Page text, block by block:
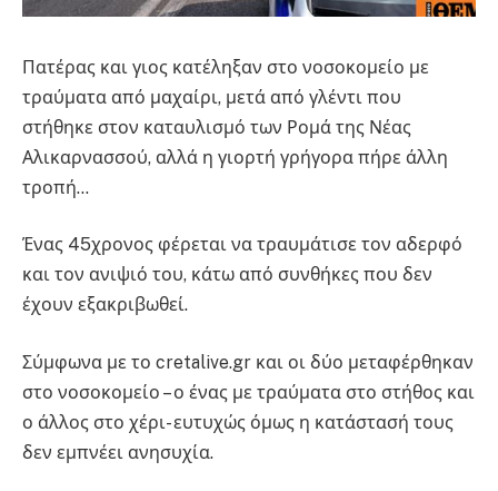
Πατέρας και γιος κατέληξαν στο νοσοκομείο με
τραύματα από μαχαίρι, μετά από γλέντι που
στήθηκε στον καταυλισμό των Ρομά της Νέας
Αλικαρνασσού, αλλά η γιορτή γρήγορα πήρε άλλη
τροπή…
Ένας 45χρονος φέρεται να τραυμάτισε τον αδερφό
και τον ανιψιό του, κάτω από συνθήκες που δεν
έχουν εξακριβωθεί.
Σύμφωνα με το cretalive.gr και οι δύο μεταφέρθηκαν
στο νοσοκομείο – ο ένας με τραύματα στο στήθος και
ο άλλος στο χέρι- ευτυχώς όμως η κατάστασή τους
δεν εμπνέει ανησυχία.